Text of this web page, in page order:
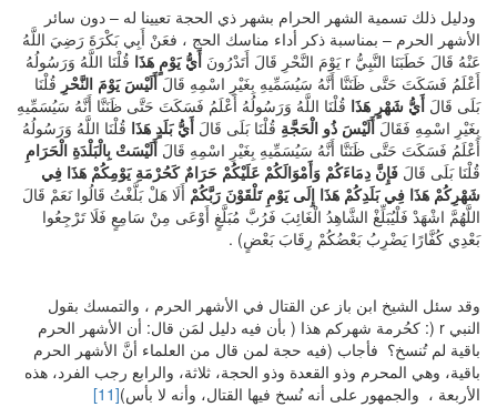
ودليل ذلك تسمية الشهر الحرام بشهر ذي الحجة تعيينا له – دون سائر
الأشهر الحرم – بمناسبة ذكر أداء مناسك الحج ، فعَنْ أَبِي بَكْرَةَ رَضِيَ اللَّهُ
عَنْهُ قَالَ خَطَبَنَا النَّبِيُّ r يَوْمَ النَّحْرِ قَالَ أَتَدْرُونَ
أَيُّ يَوْمٍ هَذَا قُلْنَا اللَّهُ وَرَسُولُهُ
أَعْلَمُ فَسَكَتَ حَتَّى ظَنَنَّا أَنَّهُ سَيُسَمِّيهِ بِغَيْرِ اسْمِهِ قَالَأَلَيْسَ يَوْمَ النَّحْرِ قُلْنَا
بَلَى قَالَ أَيُّ شَهْرٍ هَذَا قُلْنَا اللَّهُ وَرَسُولُهُ أَعْلَمُ فَسَكَتَ حَتَّى ظَنَنَّا أَنَّهُ سَيُسَمِّيهِ
بِغَيْرِ اسْمِهِ فَقَالَ أَلَيْسَ ذُو الْحَجَّةِ قُلْنَا بَلَى قَالَ أَيُّ بَلَدٍ هَذَا قُلْنَا اللَّهُ وَرَسُولُهُ
أَعْلَمُ فَسَكَتَ حَتَّى ظَنَنَّا أَنَّهُ سَيُسَمِّيهِ بِغَيْرِ اسْمِهِ قَالَ أَلَيْسَتْ بِالْبَلْدَةِ الْحَرَامِ
قُلْنَا بَلَى قَالَ فَإِنَّ دِمَاءَكُمْ وَأَمْوَالَكُمْ عَلَيْكُمْ حَرَامٌ كَحُرْمَةِ يَوْمِكُمْ هَذَا فِي
شَهْرِكُمْ هَذَا فِي بَلَدِكُمْ هَذَا إِلَى يَوْمِ تَلْقَوْنَ رَبَّكُمْ أَلَا هَلْ بَلَّغْتُ قَالُوا نَعَمْ قَالَ
اللَّهُمَّ اشْهَدْ فَلْيُبَلِّغْ الشَّاهِدُ الْغَائِبَ فَرُبَّ مُبَلَّغٍ أَوْعَى مِنْ سَامِعٍ فَلَا تَرْجِعُوا
بَعْدِي كُفَّارًا يَضْرِبُ بَعْضُكُمْ رِقَابَ بَعْضٍ) .
وقد سئل الشيخ ابن باز عن القتال في الأشهر الحرم ، والتمسك بقول
النبي r (: كحُرمة شهركم هذا ( بأن فيه دليل لمَن قال: أن الأشهر الحرم
باقية لم تُنسخ؟ فأجاب (فيه حجة لمن قال من العلماء أنَّ الأشهر الحرم
باقية، وهي المحرم وذو القعدة وذو الحجة، ثلاثة، والرابع رجب الفرد، هذه
الأربعة ، والجمهور على أنه نُسخ فيها القتال، وأنه لا بأس)[11]